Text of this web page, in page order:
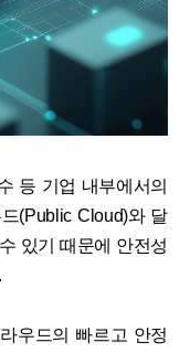
등 기업 내부에서의
(Public Cloud)와 달
있기 때문에 안전성
우드의 빠르고 안정